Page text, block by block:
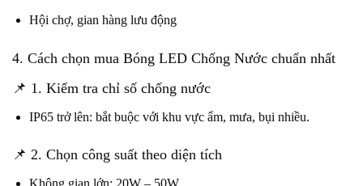
Hội chợ, gian hàng lưu động
4. Cách chọn mua Bóng LED Chống Nước chuẩn nhất
📌 1. Kiểm tra chỉ số chống nước
IP65 trở lên: bắt buộc với khu vực ẩm, mưa, bụi nhiều.
📌 2. Chọn công suất theo diện tích